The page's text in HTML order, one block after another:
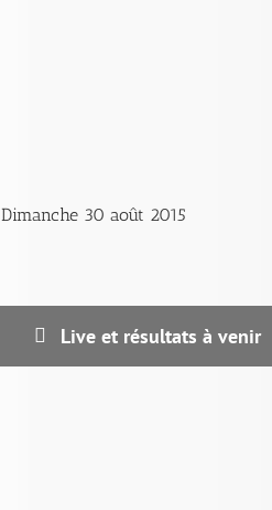
Dimanche 30 août 2015
Live et résultats à venir